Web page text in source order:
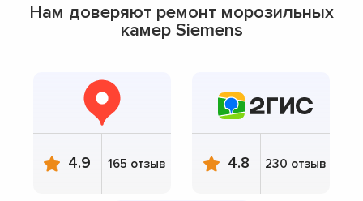
Нам доверяют ремонт морозильных
камер Siemens
4.9 165 отзыв 4.8 230 отзыв